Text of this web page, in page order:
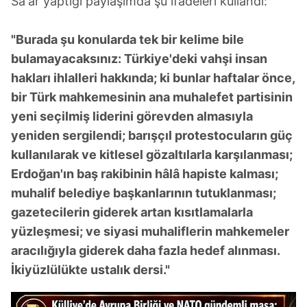
kılınması ve kişiselleştirilmesi ve sizlere yönelik
reklam/pazarlama faaliyetlerinin yapılması, amaçlarıyla
sınırlı olarak açık rızanız dahilinde kullanılacaktır.
Çerezlere ilişkin tercihlerinizi aşağıda yer alan panel
vasıtasıyla belirleyebilirsiniz. Çerezlere ilişkin detaylı bilgi
için Ayarlar butonuna tıklayabilir,Çerez Bilgilendirme
Metnimizi
ziyaret edebilirsiniz.
6698 sayılı Kişisel Verilerin Korunması Kanunu uyarınca
hazırlanmış Aydınlatma Metnimizi okumak ve sitemizde
ilgili mevzuata uygun olarak kullanılan çerezlerle ilgili bilgi
almak için lütfentıklayınız .
"Burada şu konularda tek bir kelime bile
bulamayacaksınız: Türkiye'deki vahşi insan
hakları ihlalleri hakkında; ki bunlar haftalar önce,
bir Türk mahkemesinin ana muhalefet partisinin
yeni seçilmiş liderini görevden almasıyla
yeniden sergilendi; barışçıl protestocuların güç
kullanılarak ve kitlesel gözaltılarla karşılanması;
Erdoğan'ın baş rakibinin hâlâ hapiste kalması;
muhalif belediye başkanlarının tutuklanması;
gazetecilerin giderek artan kısıtlamalarla
yüzleşmesi; ve siyasi muhaliflerin mahkemeler
aracılığıyla giderek daha fazla hedef alınması.
İkiyüzlülükte ustalık dersi."